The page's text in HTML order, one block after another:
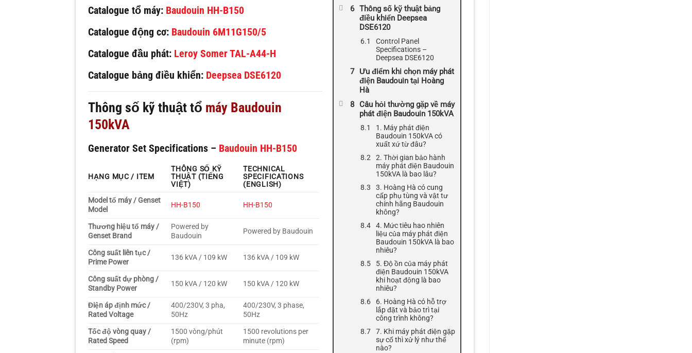
Thông số kỹ thuật bảng
điều khiển Deepsea
DSE6120
Control Panel
Specifications –
Deepsea DSE6120
Ưu điểm khi chọn máy phát
điện Baudouin tại Hoàng
Hà
Câu hỏi thường gặp về máy
phát điện Baudouin 150kVA
1. Máy phát điện
Baudouin 150kVA có
xuất xứ từ đâu?
2. Thời gian bảo hành
máy phát điện Baudouin
150kVA là bao lâu?
3. Hoàng Hà có cung
cấp phụ tùng và vật tư
chính hãng Baudouin
không?
4. Mức tiêu hao nhiên
liệu của máy phát điện
Baudouin 150kVA là bao
nhiêu?
5. Độ ồn của máy phát
điện Baudouin 150kVA
khi hoạt động là bao
nhiêu?
6. Hoàng Hà có hỗ trợ
lắp đặt và bảo trì tại
công trình không?
7. Khi máy phát điện gặp
sự cố thì xử lý như thế
nào?
Catalogue tổ máy: Baudouin HH-B150
Catalogue động cơ: Baudouin 6M11G150/5
Catalogue đầu phát: Leroy Somer TAL-A44-H
Catalogue bảng điều khiển: Deepsea DSE6120
Thông số kỹ thuật tổ máy Baudouin
150kVA
Generator Set Specifications – Baudouin HH-B150
HẠNG MỤC / ITEM
THÔNG SỐ KỸ
THUẬT (TIẾNG
VIỆT)
TECHNICAL
SPECIFICATIONS
(ENGLISH)
Model tổ máy / Genset
Model
HH-B150 HH-B150
Thương hiệu tổ máy /
Genset Brand
Powered by
Baudouin
Powered by Baudouin
Công suất liên tục /
Prime Power
136 kVA / 109 kW 136 kVA / 109 kW
Công suất dự phòng /
Standby Power
150 kVA / 120 kW 150 kVA / 120 kW
Điện áp định mức /
Rated Voltage
400/230V, 3 pha,
50Hz
400/230V, 3 phase,
50Hz
Tốc độ vòng quay /
Rated Speed
1500 vòng/phút
(rpm)
1500 revolutions per
minute (rpm)